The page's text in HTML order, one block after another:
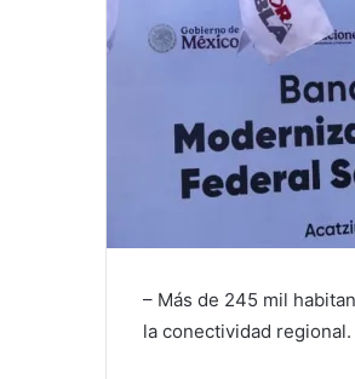
– Más de 245 mil
la conectividad regional.